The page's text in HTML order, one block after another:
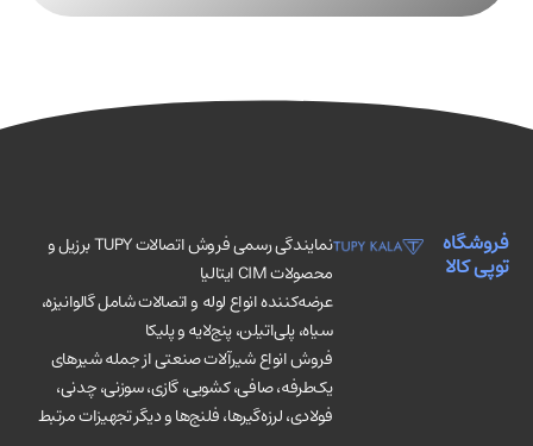
فروشگاه
توپی کالا
نمایندگی رسمی فروش اتصالات TUPY برزیل و
محصولات CIM ایتالیا
عرضه‌کننده انواع لوله و اتصالات شامل گالوانیزه،
سیاه، پلی‌اتیلن، پنج‌لایه و پلیکا
فروش انواع شیرآلات صنعتی از جمله شیرهای
یک‌طرفه، صافی، کشویی، گازی، سوزنی، چدنی،
فولادی، لرزه‌گیرها، فلنج‌ها و دیگر تجهیزات مرتبط